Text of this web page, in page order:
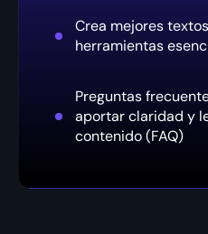
Crea mejores
herramientas
Preguntas
aportar claridad y
contenido (FAQ)